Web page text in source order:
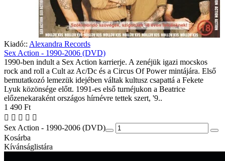
Kiadó:: Alexandra Records
Sex Action - 1990-2006 (DVD)
1990-ben indult a Sex Action karrierje. A zenéjük igazi mocskos
rock and roll a Cult az Ac/Dc és a Circus Of Power mintájára. Első
bemutatkozó lemezük idejében váltak kultusz csapattá a Fekete
Lyuk közönsége előtt. 1991-es első turnéjukon a Beatrice
előzenekaraként országos hírnévre tettek szert, '9..
1 490 Ft
Sex Action - 1990-2006 (DVD)
Kosárba
Kívánságlistára